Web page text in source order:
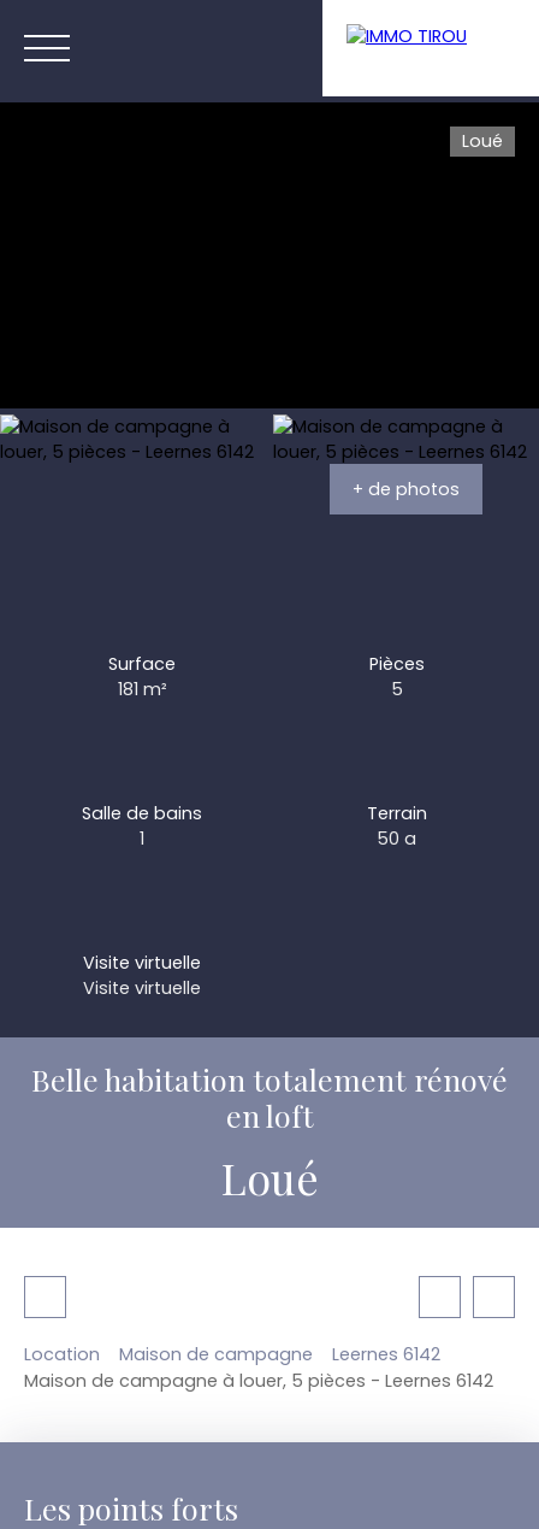
Loué
+ de photos
Surface
181 m²
Pièces
5
Salle de bains
1
Terrain
50 a
Visite virtuelle
Visite virtuelle
Belle habitation totalement rénové
en loft
Loué
Location Maison de campagne
Leernes 6142
Maison de campagne à louer, 5 pièces - Leernes 6142
Les points forts